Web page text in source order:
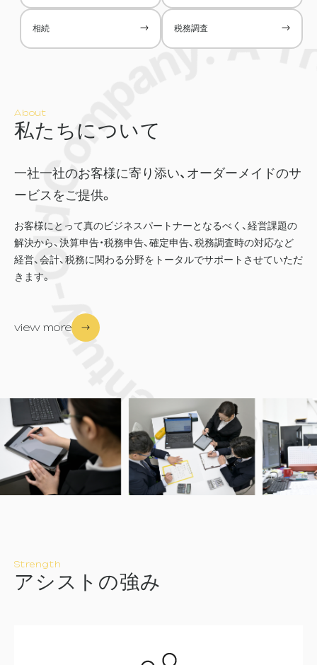
相続 税務調査
About
私た ちについて
一社一社のお客様に寄り添い、 オーダーメイドのサ
ービスをご提供。
お客様にとって真のビジネスパートナーとなるべく、経営課題の
解決から、決算申告・税務申告、確定申告、税務調査時の対応など
経営、会計、税務に関わる分野をトータルでサポートさせていただ
きます。
view more
Strength
ア シ ス ト の強み